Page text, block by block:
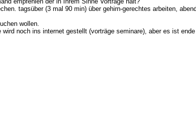
tagsüber (3 mal 90 min) über gehirn-gerechtes arbeiten,
wollen.
noch ins internet gestellt (vorträge seminare), aber es ist